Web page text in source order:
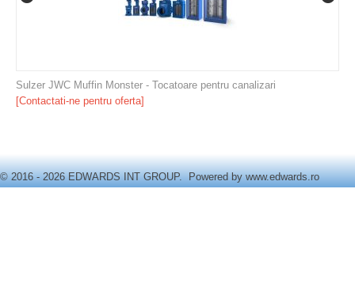
Sulzer JWC Muffin Monster - Tocatoare pentru canalizari
[Contactati-ne pentru oferta]
© 2016 - 2026 EDWARDS INT GROUP. Powered bywww.edwards.ro